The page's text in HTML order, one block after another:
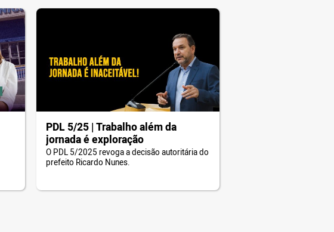
PDL 5/25 | Trabalho além da
jornada é exploração
O PDL 5/2025 revoga a decisão autoritária do
prefeito Ricardo Nunes.